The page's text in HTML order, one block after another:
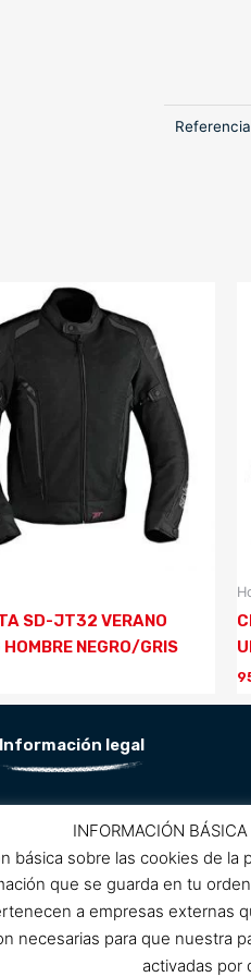
Referencia
SD-JT32 VERANO
HOMBRE NEGRO/GRIS
Información legal
Política de privacidad
de protección de datos
Política de cookies
de compra
INFORMACIÓN
básica sobre las cookies de la
que se guarda en tu
a empresas externas
necesarias para que
activadas por